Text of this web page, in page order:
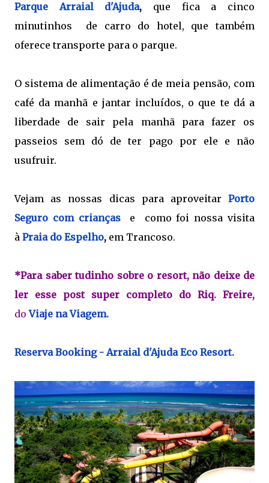
Parque Arraial d'Ajuda, que fica a cinco
minutinhos de carro do hotel, que também
oferece transporte para o parque.
O sistema de alimentação é de meia pensão, com
café da manhã e jantar incluídos, o que te dá a
liberdade de sair pela manhã para fazer os
passeios sem dó de ter pago por ele e não
usufruir.
Vejam as nossas dicas para aproveitar
Porto
Seguro com crianças
e como foi nossa visita
à Praia do Espelho, em Trancoso.
*Para saber tudinho sobre o resort, não deixe de
ler esse post super completo do Riq. Freire,
doViaje na Viagem.
Reserva Booking - Arraial d'Ajuda Eco Resort.